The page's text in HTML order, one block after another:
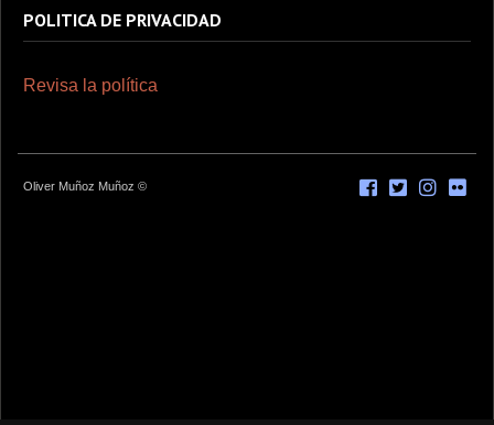
POLITICA DE PRIVACIDAD
Revisa la política
Oliver Muñoz Muñoz ©